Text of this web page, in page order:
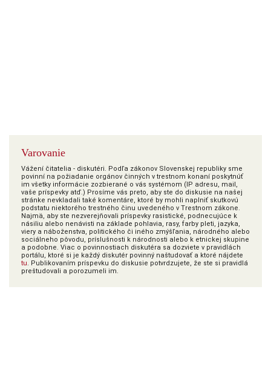
Varovanie
Vážení čitatelia - diskutéri. Podľa zákonov Slovenskej republiky sme
povinní na požiadanie orgánov činných v trestnom konaní poskytnúť
im všetky informácie zozbierané o vás systémom (IP adresu, mail,
vaše príspevky atď.) Prosíme vás preto, aby ste do diskusie na našej
stránke nevkladali také komentáre, ktoré by mohli naplniť skutkovú
podstatu niektorého trestného činu uvedeného v Trestnom zákone.
Najmä, aby ste nezverejňovali príspevky rasistické, podnecujúce k
násiliu alebo nenávisti na základe pohlavia, rasy, farby pleti, jazyka,
viery a náboženstva, politického či iného zmýšľania, národného alebo
sociálneho pôvodu, príslušnosti k národnosti alebo k etnickej skupine
a podobne. Viac o povinnostiach diskutéra sa dozviete v pravidlách
portálu, ktoré si je každý diskutér povinný naštudovať a ktoré nájdete
tu. Publikovaním príspevku do diskusie potvrdzujete, že ste si pravidlá
preštudovali a porozumeli im.